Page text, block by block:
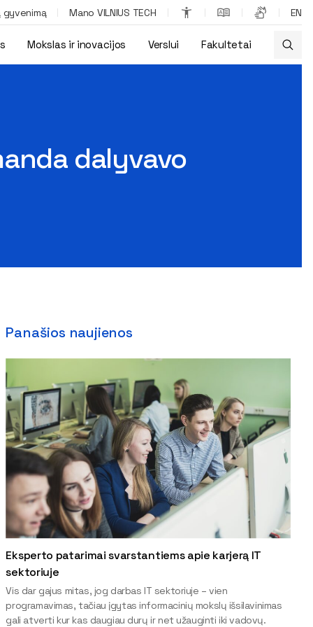
gyvenimą Mano VILNIUS TECH EN
Mokslas ir inovacijos Verslui Fakultetai
dalyvavo
Panašios naujienos
Eksperto patarimai svarstantiems apie karjerą IT
sektoriuje
Vis dar gajus mitas, jog darbas IT sektoriuje – vien
programavimas, tačiau įgytas informacinių mokslų išsilavinimas
gali atverti kur kas daugiau durų ir net užauginti iki vadovų.